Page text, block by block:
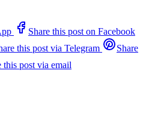
Share this post on Facebook
this post via Telegram
Share
this post via email